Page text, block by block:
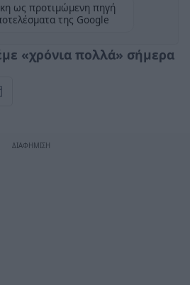
ως προτιμώμενη πηγή
της Google
«χρόνια πολλά» σήμερα